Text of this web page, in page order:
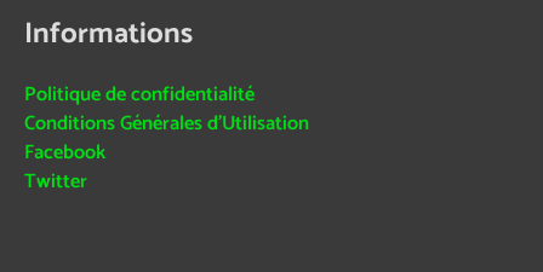
Informations
Politique de confidentialité
Conditions Générales d’Utilisation
Facebook
Twitter